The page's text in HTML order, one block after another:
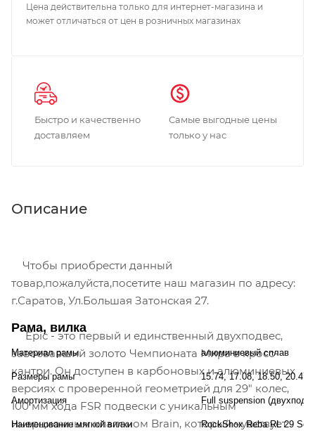
Цена действительна только для интернет-магазина и
может отличаться от цен в розничных магазинах
Быстро и качественно
доставляем
Самые выгодные цены
только у нас
Описание
Чтобы приобрести данный
товар,пожалуйста,посетите наш магазин по адресу:
г.Саратов, Ул.Большая Затонская 27.
Epic - это первый и единственный двухподвес,
завоевавший золото Чемпионата Мира в кросс-
кантри. Он доступен в карбоновых и алюминиевых
версиях с проверенной геометрией для 29" колес,
100 мм хода FSR подвески с уникальным
инерционным клапаном Brain, который чувствует
Рама, вилка
Материал рамы алюминиевый сплав
Размеры рамы 15.74, 17.08, 18.50, 20.47
Амортизация Full suspension
Наименование мягкой вилки RockShox Reba RL 29